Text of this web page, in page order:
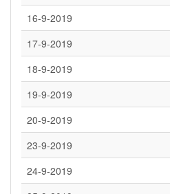
16-9-2019
17-9-2019
18-9-2019
19-9-2019
20-9-2019
23-9-2019
24-9-2019